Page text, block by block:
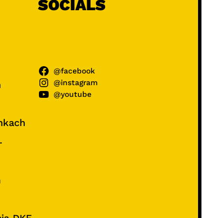
SOCIALS
@facebook
@instagram
@youtube